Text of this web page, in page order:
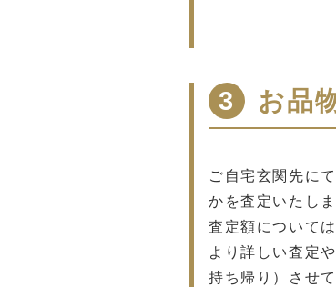
3 お品
ご自宅玄関先に
かを査定いたしま
査定額について
より詳しい査定
持ち帰り）させ